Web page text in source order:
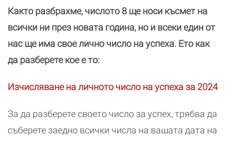
Както разбрахме, числото 8 ще носи късмет на
всички ни през новата година, но и всеки един от
нас ще има свое лично число на успеха. Ето как
да разберете кое е то:
Изчисляване на личното число на успеха за 2024
За да разберете своето число за успех, трябва да
съберете заедно всички числа на вашата дата на